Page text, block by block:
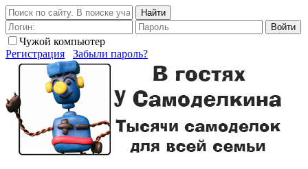
Найти
Войти
Чужой компьютер
Регистрация
Забыли пароль?